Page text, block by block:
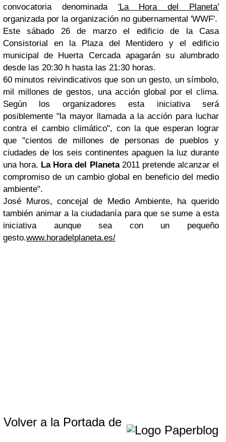
convocatoria denominada 'La Hora del Planeta'
organizada por la organización no gubernamental 'WWF'.
Este sábado 26 de marzo el edificio de la Casa
Consistorial en la Plaza del Mentidero y el edificio
municipal de Huerta Cercada apagarán su alumbrado
desde las 20:30 h hasta las 21:30 horas.
60 minutos reivindicativos que son un gesto, un símbolo,
mil millones de gestos, una acción global por el clima.
Según los organizadores esta iniciativa será
posiblemente "la mayor llamada a la acción para luchar
contra el cambio climático", con la que esperan lograr
que "cientos de millones de personas de pueblos y
ciudades de los seis continentes apaguen la luz durante
una hora. La Hora del Planeta2011 pretende alcanzar el
compromiso de un cambio global en beneficio del medio
ambiente".
José Muros, concejal de Medio Ambiente, ha querido
también animar a la ciudadanía para que se sume a esta
iniciativa aunque sea con un pequeño
gesto.www.horadelplaneta.es/
Volver a la Portada de